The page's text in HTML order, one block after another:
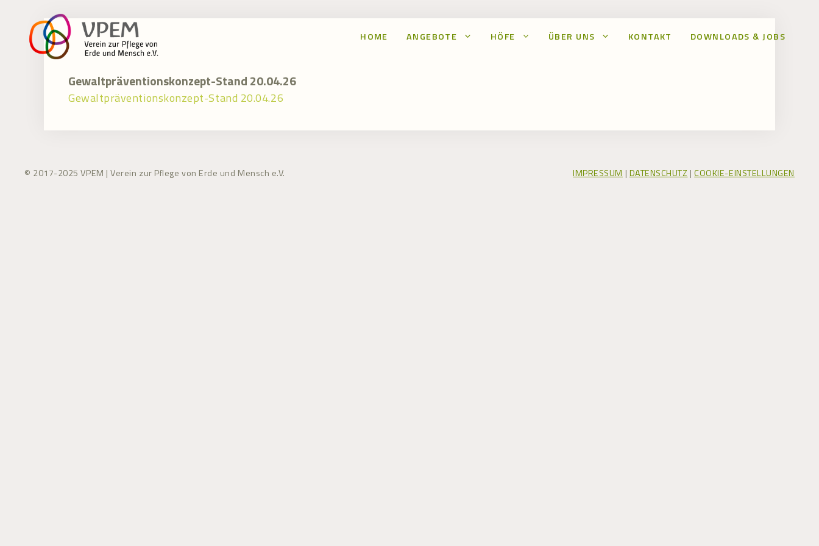
springen
HOME ANGEBOTE HÖFE ÜBER UNS KONTAKT DOWNLOADS & JOBS
Gewaltpräventionskonzept-Stand 20.04.26
Gewaltpräventionskonzept-Stand 20.04.26
© 2017-2025 VPEM | Verein zur Pflege von Erde und Mensch e.V. IMPRESSUM | DATENSCHUTZ |COOKIE-EINSTELLUNGEN